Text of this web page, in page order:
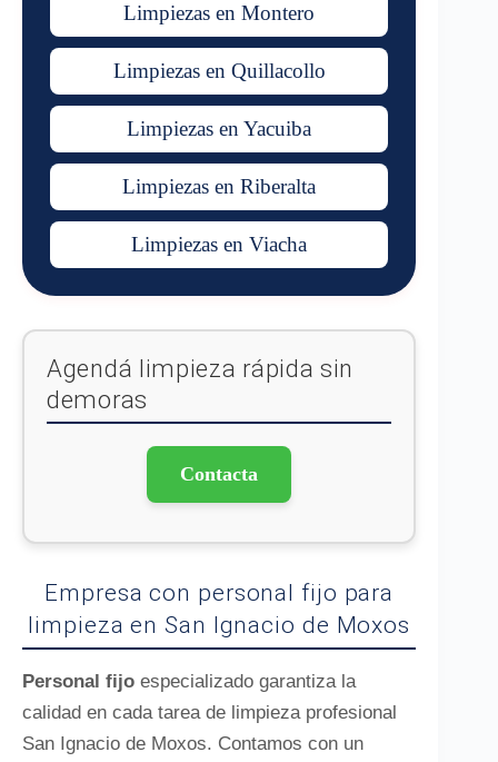
Limpiezas en Montero
Limpiezas en Quillacollo
Limpiezas en Yacuiba
Limpiezas en Riberalta
Limpiezas en Viacha
Agendá limpieza rápida sin
demoras
Contacta
Empresa con personal fijo para
limpieza en San Ignacio de Moxos
Personal fijo especializado garantiza la
calidad en cada tarea de limpieza profesional
San Ignacio de Moxos. Contamos con un